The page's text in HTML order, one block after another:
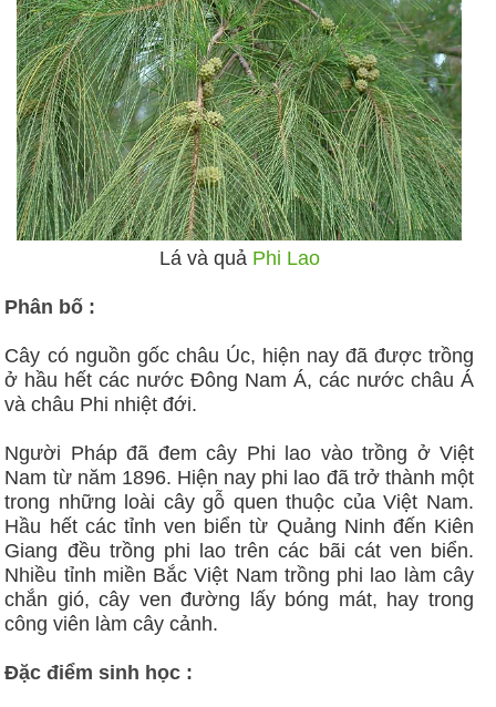
Lá và quả Phi Lao
Phân bố :
Cây có nguồn gốc châu Úc, hiện nay đã được trồng
ở hầu hết các nước Đông Nam Á, các nước châu Á
và châu Phi nhiệt đới.
Người Pháp đã đem cây Phi lao vào trồng ở Việt
Nam từ năm 1896. Hiện nay phi lao đã trở thành một
trong những loài cây gỗ quen thuộc của Việt Nam.
Hầu hết các tỉnh ven biển từ Quảng Ninh đến Kiên
Giang đều trồng phi lao trên các bãi cát ven biển.
Nhiều tỉnh miền Bắc Việt Nam trồng phi lao làm cây
chắn gió, cây ven đường lấy bóng mát, hay trong
công viên làm cây cảnh.
Đặc điểm sinh học :